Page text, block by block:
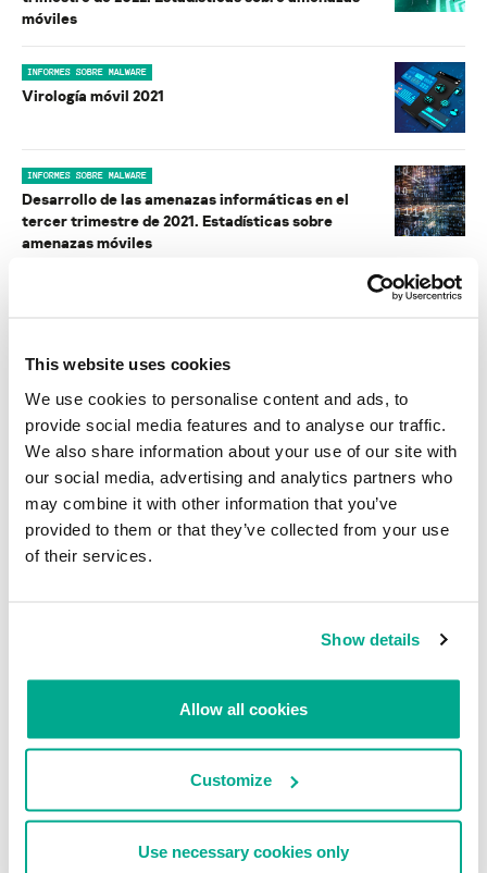
This website uses cookies
We use cookies to personalise content and ads, to
provide social media features and to analyse our traffic.
We also share information about your use of our site with
our social media, advertising and analytics partners who
may combine it with other information that you’ve
provided to them or that they’ve collected from your use
of their services.
Show details
Allow all cookies
Customize
Use necessary cookies only
móviles
INFORMES SOBRE MALWARE
Virología móvil 2021
INFORMES SOBRE MALWARE
Desarrollo de las amenazas informáticas en el
tercer trimestre de 2021. Estadísticas sobre
amenazas móviles
INVESTIGACIÓN
GravityRAT: el regreso del espía
INFORMES
del APT BlindEagle. Grupo que apunta a organizaciones e
América Latina.
Tácticas, técnicas y procedimientos (TTPs) de los grupos de
MosaicRegressor: acechando en las sombras de UEFI